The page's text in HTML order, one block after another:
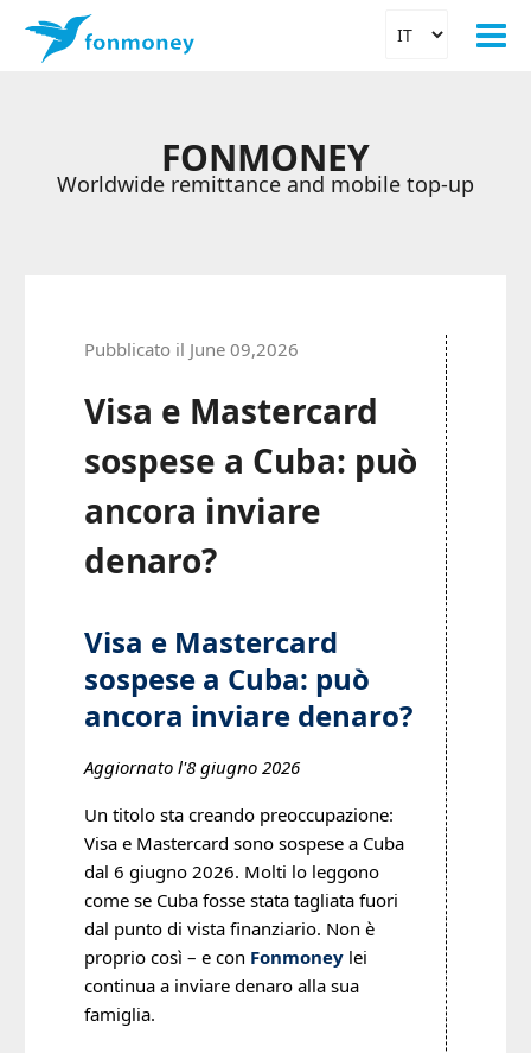
FONMONEY
Worldwide remittance and mobile top-up
Pubblicato il June 09,2026
Visa e Mastercard
sospese a Cuba: può
ancora inviare
denaro?
Visa e Mastercard
sospese a Cuba: può
ancora inviare denaro?
Aggiornato l'8 giugno 2026
Un titolo sta creando preoccupazione:
Visa e Mastercard sono sospese a Cuba
dal 6 giugno 2026. Molti lo leggono
come se Cuba fosse stata tagliata fuori
dal punto di vista finanziario. Non è
proprio così – e con Fonmoney lei
continua a inviare denaro alla sua
famiglia.